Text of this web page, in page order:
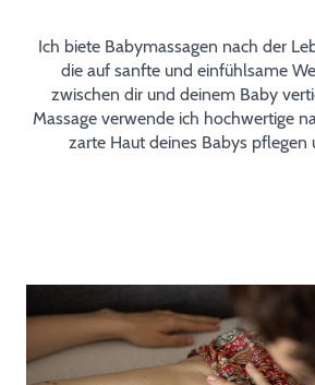
Ich biete Babymassagen nach der
die auf sanfte und einfühlsame
zwischen dir und deinem Baby
Massage verwende ich hochwertige
zarte Haut deines Babys pflegen